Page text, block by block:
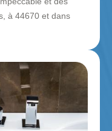
à 44670 et dans